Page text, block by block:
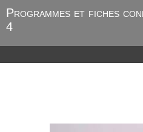
Programmes et fiches
4